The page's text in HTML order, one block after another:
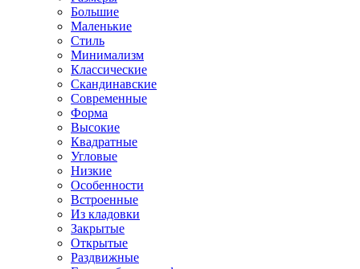
Большие
Маленькие
Стиль
Минимализм
Классические
Скандинавские
Современные
Форма
Высокие
Квадратные
Угловые
Низкие
Особенности
Встроенные
Из кладовки
Закрытые
Открытые
Раздвижные